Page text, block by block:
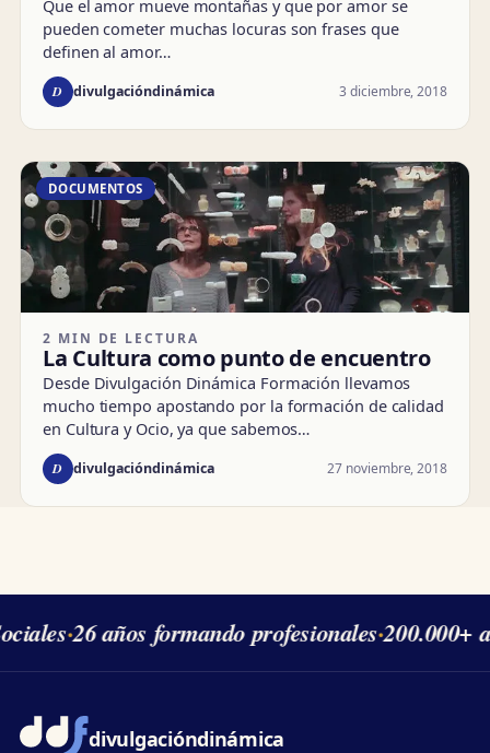
Que el amor mueve montañas y que por amor se
pueden cometer muchas locuras son frases que
definen al amor…
D divulgacióndinámica 3 diciembre, 2018
DOCUMENTOS
2 MIN DE LECTURA
La Cultura como punto de encuentro
Desde Divulgación Dinámica Formación llevamos
mucho tiempo apostando por la formación de calidad
en Cultura y Ocio, ya que sabemos…
D divulgacióndinámica 27 noviembre, 2018
·26 años formando profesionales·200.000+
divulgacióndinámica